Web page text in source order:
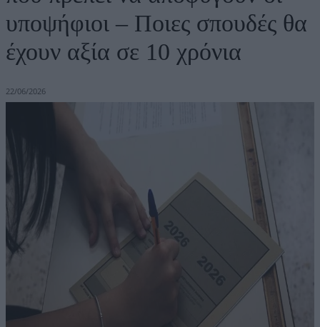
υποψήφιοι – Ποιες σπουδές θα
έχουν αξία σε 10 χρόνια
22/06/2026